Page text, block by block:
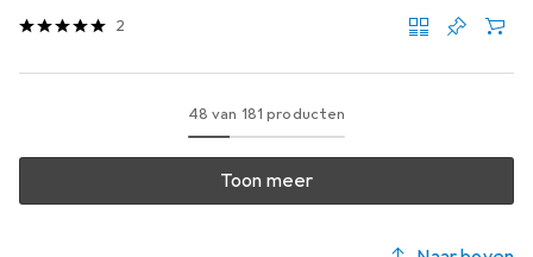
2
48 van 181 producten
Toon meer